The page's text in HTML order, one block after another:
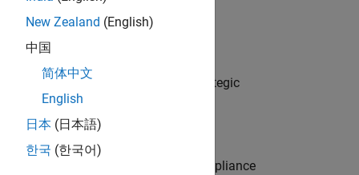
governance, and solutions; a strategic
our dynamic team and assess compliance
New Zealand (English)
中国
简体中文
English
日本 (日本語)
한국 (한국어)